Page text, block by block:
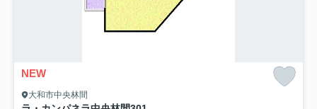
NEW
大和市中央林間